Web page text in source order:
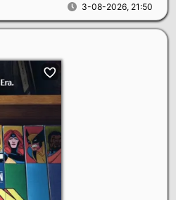
3-08-2026, 21:50